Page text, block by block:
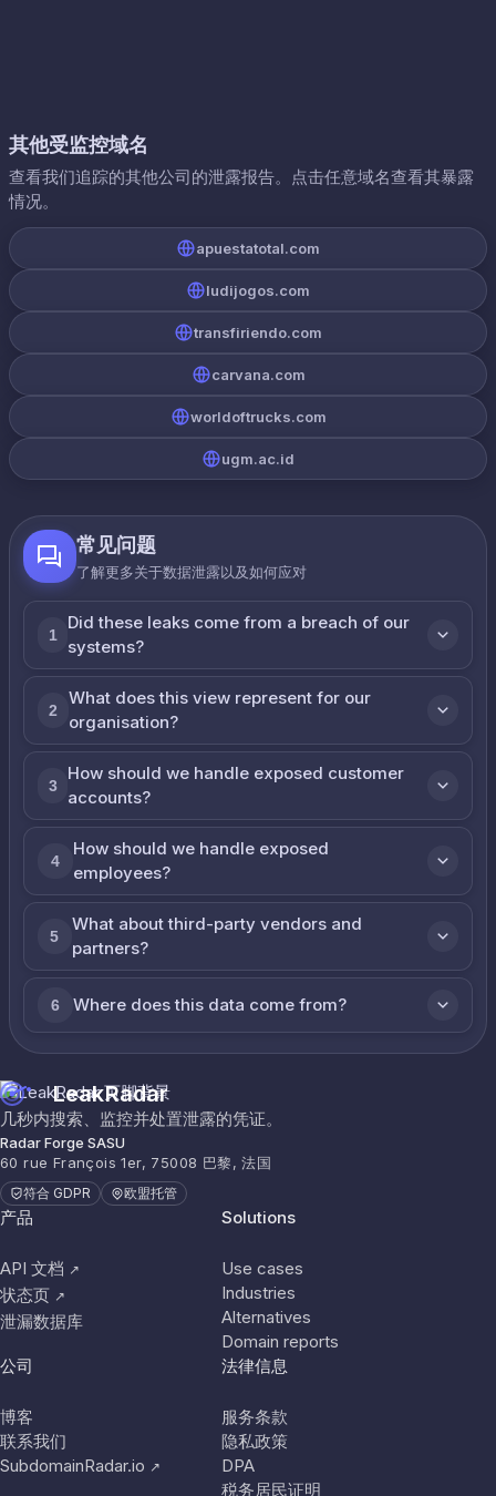
其他受监控域名
查看我们追踪的其他公司的泄露报告。点击任意域名查看其暴露
情况。
apuestatotal.com
ludijogos.com
transfiriendo.com
carvana.com
worldoftrucks.com
ugm.ac.id
常见问题
了解更多关于数据泄露以及如何应对
1
Did these leaks come from a breach of our
systems?
2
What does this view represent for our
organisation?
3
How should we handle exposed customer
accounts?
4
How should we handle exposed
employees?
5
What about third-party vendors and
partners?
6 Where does this data come from?
LeakRadar
几秒内搜索、监控并处置泄露的凭证。
Radar Forge SASU
60 rue François 1er, 75008 巴黎, 法国
符合 GDPR 欧盟托管
产品
API 文档 ↗
状态页 ↗
泄漏数据库
Solutions
Use cases
Industries
Alternatives
Domain reports
公司
博客
联系我们
SubdomainRadar.io ↗
法律信息
服务条款
隐私政策
DPA
税务居民证明